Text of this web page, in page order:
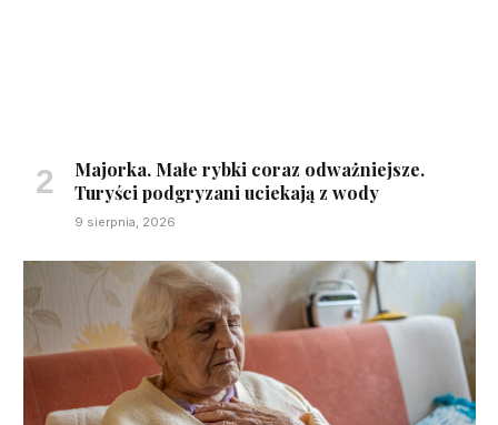
Majorka. Małe rybki coraz odważniejsze.
Turyści podgryzani uciekają z wody
9 sierpnia, 2026